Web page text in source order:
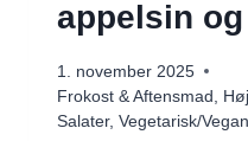
appelsin
1. november 2025
Frokost & Aftensmad
Salater, Vegetarisk/